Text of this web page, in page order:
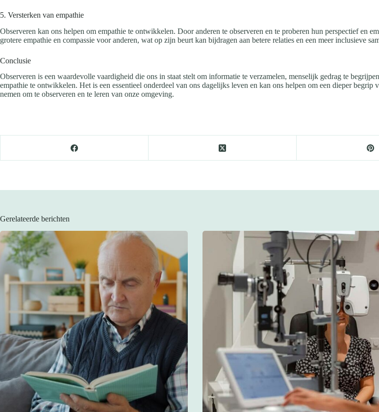
5. Versterken van empathie
Observeren kan ons helpen om empathie te ontwikkelen. Door anderen te observeren en te proberen hun perspectief en
grotere empathie en compassie voor anderen, wat op zijn beurt kan bijdragen aan betere relaties en een meer inclusieve
Conclusie
Observeren is een waardevolle vaardigheid die ons in staat stelt om informatie te verzamelen, menselijk gedrag te
empathie te ontwikkelen. Het is een essentieel onderdeel van ons dagelijks leven en kan ons helpen om een dieper
nemen om te observeren en te leren van onze omgeving.
Gerelateerde berichten